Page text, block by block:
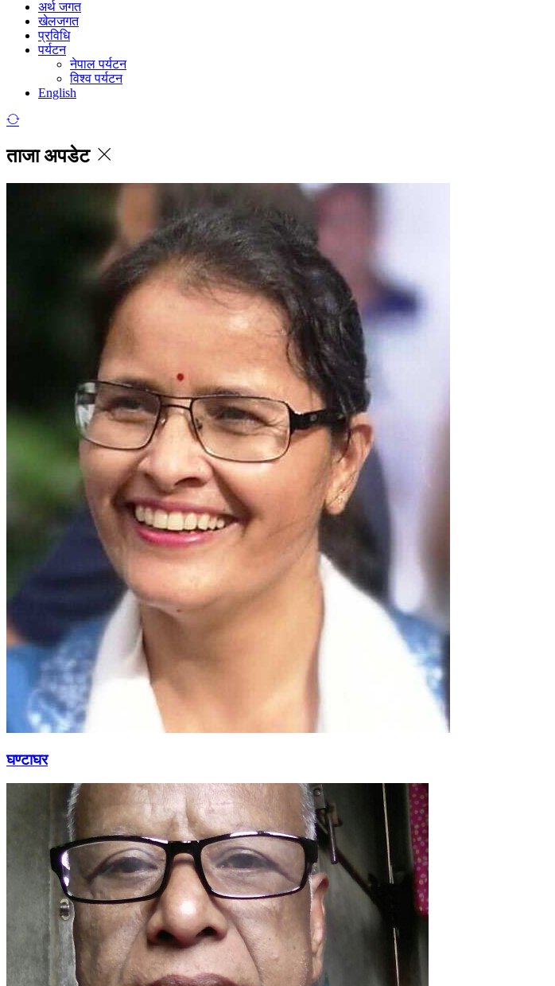
अर्थ जगत
खेलजगत
प्रविधि
पर्यटन
नेपाल पर्यटन
विश्व पर्यटन
English
ताजा अपडेट
घण्टाघर